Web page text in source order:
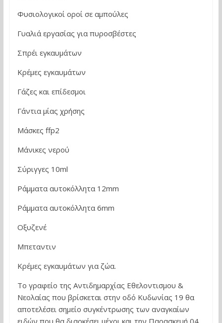
Φυσιολογικοί οροί σε αμπούλες
Γυαλιά εργασίας για πυροσβέστες
Σπρέι εγκαυμάτων
Κρέμες εγκαυμάτων
Γάζες και επίδεσμοι
Γάντια μίας χρήσης
Μάσκες ffp2
Μάνικες νερού
Σύριγγες 10ml
Ράμματα αυτοκόλλητα 12mm
Ράμματα αυτοκόλλητα 6mm
Οξυζενέ
Μπεταντιν
Κρέμες εγκαυμάτων για ζώα.
Το γραφείο της Αντιδημαρχίας Εθελοντισμου &
Νεολαίας που βρίσκεται στην οδό Κυδωνίας 19 θα
αποτελέσει σημείο συγκέντρωσης των αναγκαίων
ειδών που θα διαρκέσει μέχρι και την Παρασκευή 04